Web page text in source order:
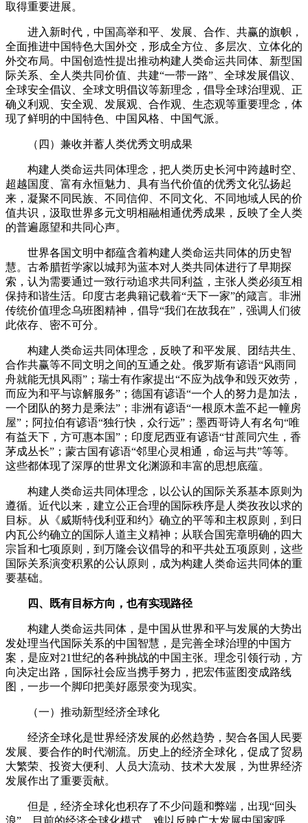
取得重要进展。
进入新时代，中国高举和平、发展、合作、共赢的旗帜，
全面推进中国特色大国外交，形成全方位、多层次、立体化的
外交布局。中国创造性提出推动构建人类命运共同体、新型国
际关系、全人类共同价值、共建“一带一路”、全球发展倡议、
全球安全倡议、全球文明倡议等新理念，倡导全球治理观、正
确义利观、安全观、发展观、合作观、生态观等重要理念，体
现了鲜明的中国特色、中国风格、中国气派。
（四）兼收并蓄人类优秀文明成果
构建人类命运共同体理念，把人类历史长河中跨越时空、
超越国度、富有永恒魅力、具有当代价值的优秀文化弘扬起
来，凝聚不同民族、不同信仰、不同文化、不同地域人民的价
值共识，汲取世界多元文明相融相通优秀成果，反映了全人类
的普遍愿望和共同心声。
世界各国文明中都蕴含着构建人类命运共同体的历史智
慧。古希腊哲学家以城邦为蓝本对人类共同体进行了早期探
索，认为需要通过一致行动追求共同利益，主张人类必须互相
保持和谐生活。印度古老典籍记载着“天下一家”的箴言。非洲
传统价值理念乌班图精神，倡导“我们在故我在”，强调人们彼
此依存、密不可分。
构建人类命运共同体理念，反映了和平发展、团结共生、
合作共赢等不同文明之间的互通之处。俄罗斯有谚语“风雨同
舟就能无惧风雨”；瑞士有作家提出“不应为战争和毁灭效劳，
而应为和平与谅解服务”；德国有谚语“一个人的努力是加法，
一个团队的努力是乘法”；非洲有谚语“一根原木盖不起一幢房
屋”；阿拉伯有谚语“独行快，众行远”；墨西哥诗人有名句“唯
有益天下，方可惠本国”；印度尼西亚有谚语“甘蔗同穴生，香
茅成丛长”；蒙古国有谚语“邻里心灵相通，命运与共”等等。
这些都体现了深厚的世界文化渊源和丰富的思想底蕴。
构建人类命运共同体理念，以公认的国际关系基本原则为
遵循。近代以来，建立公正合理的国际秩序是人类孜孜以求的
目标。从《威斯特伐利亚和约》确立的平等和主权原则，到日
内瓦公约确立的国际人道主义精神；从联合国宪章明确的四大
宗旨和七项原则，到万隆会议倡导的和平共处五项原则，这些
国际关系演变积累的公认原则，成为构建人类命运共同体的重
要基础。
四、既有目标方向，也有实现路径
构建人类命运共同体，是中国从世界和平与发展的大势出
发处理当代国际关系的中国智慧，是完善全球治理的中国方
案，是应对21世纪的各种挑战的中国主张。理念引领行动，方
向决定出路，国际社会应当携手努力，把宏伟蓝图变成路线
图，一步一个脚印把美好愿景变为现实。
（一）推动新型经济全球化
经济全球化是世界经济发展的必然趋势，契合各国人民要
发展、要合作的时代潮流。历史上的经济全球化，促成了贸易
大繁荣、投资大便利、人员大流动、技术大发展，为世界经济
发展作出了重要贡献。
但是，经济全球化也积存了不少问题和弊端，出现“回头
浪”。目前的经济全球化模式，难以反映广大发展中国家呼